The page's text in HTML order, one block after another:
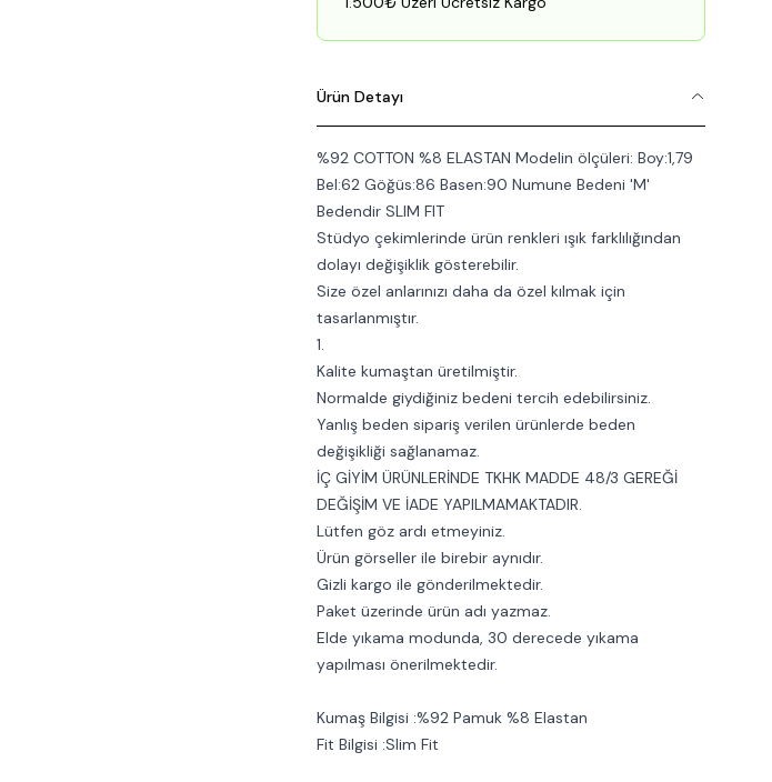
Ürün Detayı
%92 COTTON %8 ELASTAN Modelin ölçüleri: Boy:1,79
Bel:62 Göğüs:86 Basen:90 Numune Bedeni 'M'
Bedendir SLIM FIT
Stüdyo çekimlerinde ürün renkleri ışık farklılığından
dolayı değişiklik gösterebilir.
Size özel anlarınızı daha da özel kılmak için
tasarlanmıştır.
1.
Kalite kumaştan üretilmiştir.
Normalde giydiğiniz bedeni tercih edebilirsiniz.
Yanlış beden sipariş verilen ürünlerde beden
değişikliği sağlanamaz.
İÇ GİYİM ÜRÜNLERİNDE TKHK MADDE 48/3 GEREĞİ
DEĞİŞİM VE İADE YAPILMAMAKTADIR.
Lütfen göz ardı etmeyiniz.
Ürün görseller ile birebir aynıdır.
Gizli kargo ile gönderilmektedir.
Paket üzerinde ürün adı yazmaz.
Elde yıkama modunda, 30 derecede yıkama
yapılması önerilmektedir.
Kumaş Bilgisi :%92 Pamuk %8 Elastan
Fit Bilgisi :Slim Fit